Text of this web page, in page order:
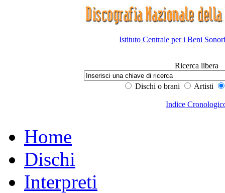
Istituto Centrale per i Beni
Ricerca libera
Dischi o brani Artisti
Indice
Home
Dischi
Interpreti